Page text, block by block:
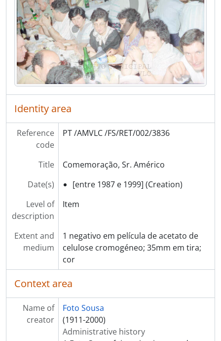
[Item] Comemoração, Sr. Américo
[Item] Comemoração, Sr. Américo
[Item] Comemoração, Sr. Américo
[Item] Comemoração, Sr. Américo
[Item] Comemoração, Sr. Américo
[Item] Comemoração, Sr. Américo
[Item] Comemoração, Sr. Américo
[Item] Comemoração, Sr. Américo
[Item] Comemoração, Sr. Américo
[Item] Comemoração, Sr. Américo
[Item] Comemoração, Sr. Américo
[Item] Comemoração, Sr. Américo
[Item] Retrato de grupo
[Item] Retrato de mulheres
[Item] Jantar do Sr. Barbosa
[Item] Jantar do Sr. Barbosa
[Item] Jantar do Sr. Barbosa
[Item] Jantar do Sr. Barbosa
[Item] Jantar do Sr. Barbosa
[Item] Jantar do Sr. Barbosa
[Item] Jantar no Copa
[Item] Jantar no Copa
[Item] Jantar no Copa
Identity area
Reference
code
PT /AMVLC /FS/RET/002/3836
Title
Comemoração, Sr. Américo
Date(s)
[entre 1987 e 1999] (Creation)
Level of
description
Item
Extent and
medium
1 negativo em película de acetato de
celulose cromogéneo; 35mm em tira;
cor
Context area
Name of
creator
Foto Sousa
(1911-2000)
Administrative history